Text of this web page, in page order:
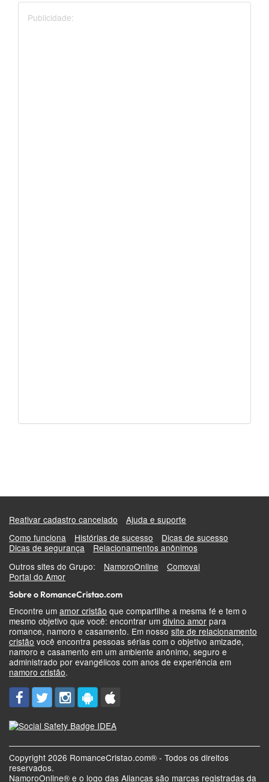
Publicidade:
Reativar cadastro cancelado
Ajuda e suporte
Como funciona
Histórias de sucesso
Dicas de sucesso
Dicas de segurança
Relacionamentos anônimos
Outros sites do Grupo:
NamoroOnline
Comovai
Portal do Amor
Sobre o RomanceCristao.com
Encontre um amor cristão que compartilhe a mesma fé e tem o
mesmo objetivo que você: encontrar um divino amor para
romance, namoro e casamento. Em nosso site de relacionamento
cristão você encontra pessoas sérias com o objetivo amizade,
namoro e casamento em um ambiente anônimo, seguro e
administrado por evangélicos com anos de experiência em
namoro cristão.
Copyright 2026 RomanceCristao.com® - Todos os direitos
reservados.
NamoroOnline® e o logo das Alianças são marcas registradas da